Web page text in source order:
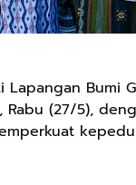
Bumi
Rabu (27/5),